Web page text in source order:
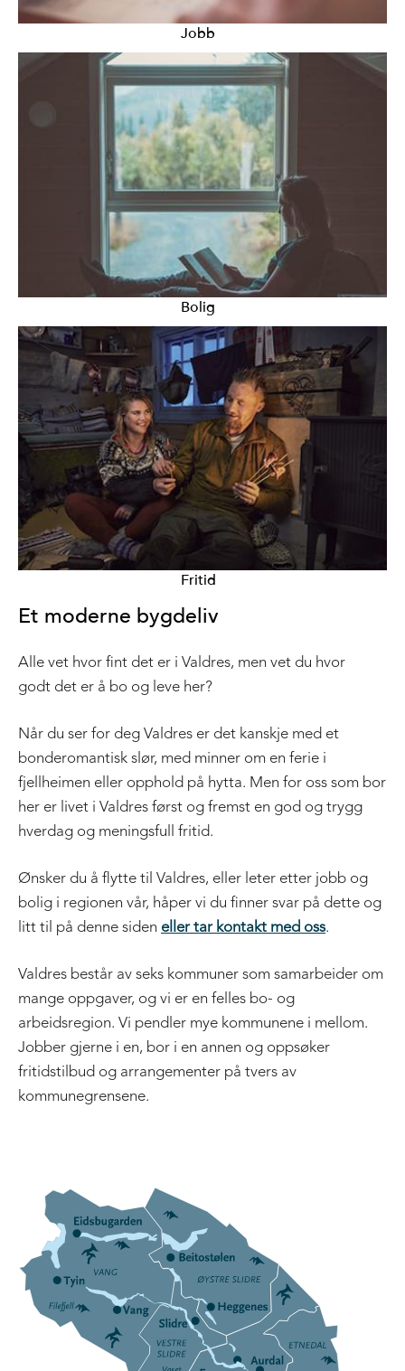
Jobb
Bolig
Fritid
Et moderne bygdeliv
Alle vet hvor fint det er i Valdres, men vet du hvor
godt det er å bo og leve her?
Når du ser for deg Valdres er det kanskje med et
bonderomantisk slør, med minner om en ferie i
fjellheimen eller opphold på hytta. Men for oss som bor
her er livet i Valdres først og fremst en god og trygg
hverdag og meningsfull fritid.
Ønsker du å flytte til Valdres, eller leter etter jobb og
bolig i regionen vår, håper vi du finner svar på dette og
litt til på denne siden eller tar kontakt med oss.
Valdres består av seks kommuner som samarbeider om
mange oppgaver, og vi er en felles bo- og
arbeidsregion. Vi pendler mye kommunene i mellom.
Jobber gjerne i en, bor i en annen og oppsøker
fritidstilbud og arrangementer på tvers av
kommunegrensene.